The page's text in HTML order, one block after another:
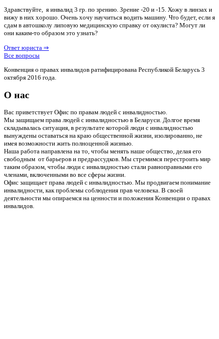
Здравствуйте, я инвалид 3 гр. по зрению. Зрение -20 и -15. Хожу в линзах и
вижу в них хорошо. Очень хочу научиться водить машину. Что будет, если я
сдам в автошколу липовую медицинскую справку от окулиста? Могут ли
они каким-то образом это узнать?
Ответ юриста ⇒
Все вопросы
Конвенция о правах инвалидов ратифицирована Республикой Беларусь 3
октября 2016 года.
О нас
Вас приветствует Офис по правам людей с инвалидностью.
Мы защищаем права людей с инвалидностью в Беларуси. Долгое время
складывалась ситуация, в результате которой люди с инвалидностью
вынуждены оставаться на краю общественной жизни, изолированно, не
имея возможности жить полноценной жизнью.
Наша работа направлена на то, чтобы менять наше общество, делая его
свободным от барьеров и предрассудков. Мы стремимся перестроить мир
таким образом, чтобы люди с инвалидностью стали равноправными его
членами, включенными во все сферы жизни.
Офис защищает права людей с инвалидностью. Мы продвигаем понимание
инвалидности, как проблемы соблюдения прав человека. В своей
деятельности мы опираемся на ценности и положения Конвенции о правах
инвалидов.